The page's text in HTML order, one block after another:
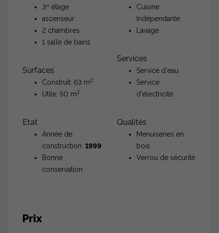
3ª étage
ascenseur
2 chambres
1 salle de bains
Surfaces
Construit: 63 m2
Utile: 50 m2
Etat
Année de
construction: 1999
Bonne
conservation
Cuisine
Indépendante
Lavage
Services
Service d'eau
Service
d'électricité
Qualités
Menuiseries en
bois
Verrou de sécurité
Prix